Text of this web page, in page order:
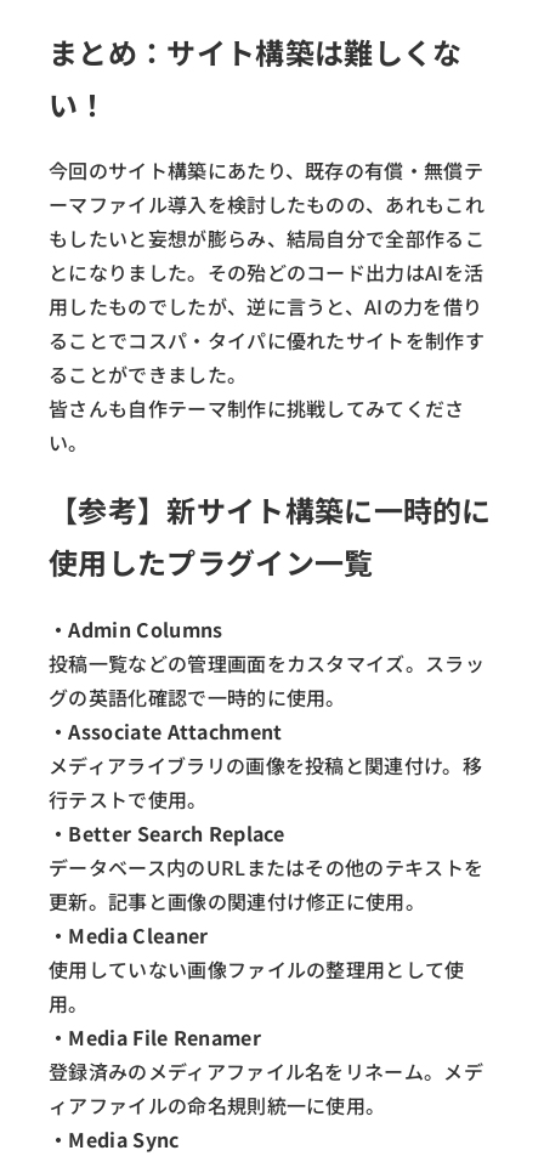
まとめ：サイト構築は難しくな
い！
今回のサイト構築にあたり、既存の有償・無償テ
ーマファイル導入を検討したものの、あれもこれ
もしたいと妄想が膨らみ、結局自分で全部作るこ
とになりました。その殆どのコード出力はAIを活
用したものでしたが、逆に言うと、AIの力を借り
ることでコスパ・タイパに優れたサイトを制作す
ることができました。
皆さんも自作テーマ制作に挑戦してみてくださ
い。
【参考】新サイト構築に一時的に
使用したプラグイン一覧
・Admin Columns
投稿一覧などの管理画面をカスタマイズ。スラッ
グの英語化確認で一時的に使用。
・Associate Attachment
メディアライブラリの画像を投稿と関連付け。移
行テストで使用。
・Better Search Replace
データベース内のURLまたはその他のテキストを
更新。記事と画像の関連付け修正に使用。
・Media Cleaner
使用していない画像ファイルの整理用として使
用。
・Media File Renamer
登録済みのメディアファイル名をリネーム。メデ
ィアファイルの命名規則統一に使用。
・Media Sync